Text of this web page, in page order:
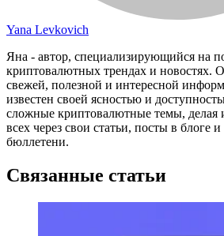
Yana Levkovich
Яна - автор, специализирующийся на
криптовалютных трендах и новостях.
свежей, полезной и интересной
известен своей ясностью и
сложные криптовалютные темы, делая
всех через свои статьи, посты в блоге
бюллетени.
Связанные статьи